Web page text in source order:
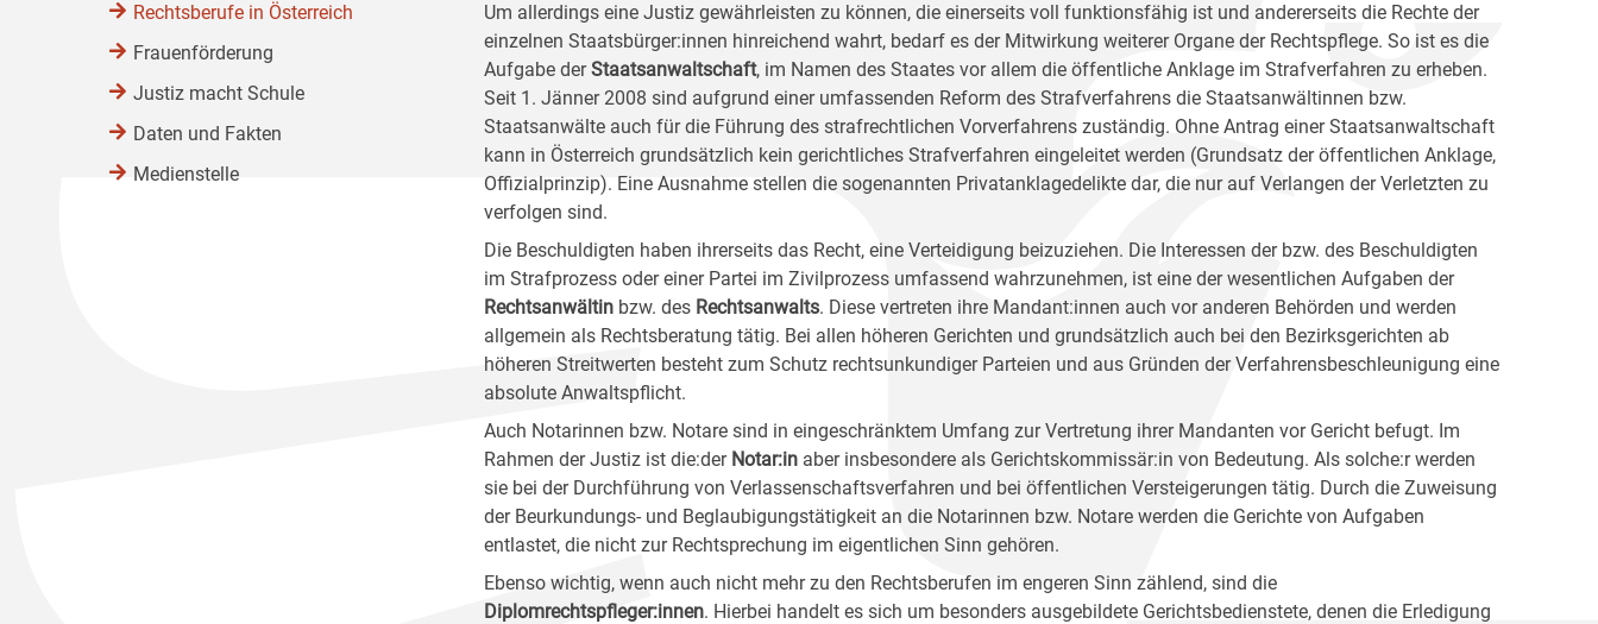
Um allerdings eine Justiz gewährleisten zu können, die einerseits voll funktionsfähig ist und andererseits die Rechte der
einzelnen Staatsbürger:innen hinreichend wahrt, bedarf es der Mitwirkung weiterer Organe der Rechtspflege. So ist es die
Aufgabe derStaatsanwaltschaft, im Namen des Staates vor allem die öffentliche Anklage im Strafverfahren zu erheben.
Seit 1. Jänner 2008 sind aufgrund einer umfassenden Reform des Strafverfahrens die Staatsanwältinnen bzw.
Staatsanwälte auch für die Führung des strafrechtlichen Vorverfahrens zuständig. Ohne Antrag einer Staatsanwaltschaft
kann in Österreich grundsätzlich kein gerichtliches Strafverfahren eingeleitet werden (Grundsatz der öffentlichen Anklage,
Offizialprinzip). Eine Ausnahme stellen die sogenannten Privatanklagedelikte dar, die nur auf Verlangen der Verletzten zu
verfolgen sind.
Die Beschuldigten haben ihrerseits das Recht, eine Verteidigung beizuziehen. Die Interessen der bzw. des Beschuldigten
im Strafprozess oder einer Partei im Zivilprozess umfassend wahrzunehmen, ist eine der wesentlichen Aufgaben der
Rechtsanwältin bzw. des Rechtsanwalts. Diese vertreten ihre Mandant:innen auch vor anderen Behörden und werden
allgemein als Rechtsberatung tätig. Bei allen höheren Gerichten und grundsätzlich auch bei den Bezirksgerichten ab
höheren Streitwerten besteht zum Schutz rechtsunkundiger Parteien und aus Gründen der Verfahrensbeschleunigung eine
absolute Anwaltspflicht.
Auch Notarinnen bzw. Notare sind in eingeschränktem Umfang zur Vertretung ihrer Mandanten vor Gericht befugt. Im
Rahmen der Justiz ist die:der Notar:in aber insbesondere als Gerichtskommissär:in von Bedeutung. Als solche:r werden
sie bei der Durchführung von Verlassenschaftsverfahren und bei öffentlichen Versteigerungen tätig. Durch die Zuweisung
der Beurkundungs- und Beglaubigungstätigkeit an die Notarinnen bzw. Notare werden die Gerichte von Aufgaben
entlastet, die nicht zur Rechtsprechung im eigentlichen Sinn gehören.
Ebenso wichtig, wenn auch nicht mehr zu den Rechtsberufen im engeren Sinn zählend, sind die
Diplomrechtspfleger:innen. Hierbei handelt es sich um besonders ausgebildete Gerichtsbedienstete, denen die Erledigung
Rechtsberufe in Österreich
Frauenförderung
Justiz macht Schule
Daten und Fakten
Medienstelle